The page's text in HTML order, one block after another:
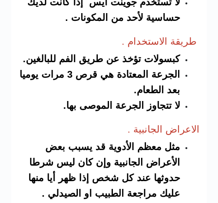
حساسية لأحد من المكونات .
طريقة الاستخدام .
كبسولات تؤخذ عن طريق الفم للبالغين.
الجرعة المعتادة هي قرص 3 مرات يوميا
بعد الطعام.
لا تتجاوز الجرعة الموصى بها.
الاعراض الجانبية .
مثل معظم الأدوية قد يسبب بعض
الأعراض الجانبية وإن كان ليس شرطا
حدوثها عند كل شخص إذا ظهر أيا منها
عليك مراجعة الطبيب او الصيدلي .